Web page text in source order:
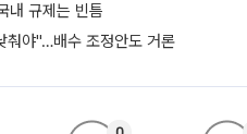
내 규제는 빈틈
춰야"…배수 조정안도 거론